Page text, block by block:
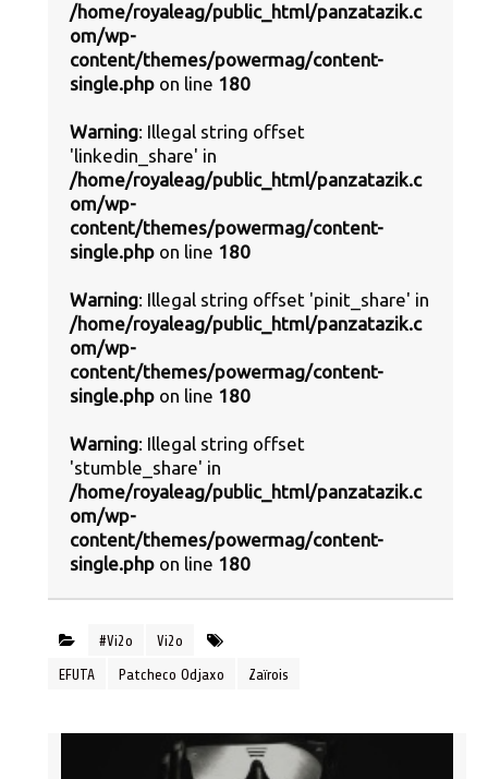
/home/royaleag/public_html/panzatazik.c
om/wp-
content/themes/powermag/content-
single.php on line 180
Warning: Illegal string offset
'linkedin_share' in
/home/royaleag/public_html/panzatazik.c
om/wp-
content/themes/powermag/content-
single.php on line 180
Warning: Illegal string offset 'pinit_share' in
/home/royaleag/public_html/panzatazik.c
om/wp-
content/themes/powermag/content-
single.php on line 180
Warning: Illegal string offset
'stumble_share' in
/home/royaleag/public_html/panzatazik.c
om/wp-
content/themes/powermag/content-
single.php on line 180
#Vi2o Vi2o
EFUTA Patcheco Odjaxo Zaïrois